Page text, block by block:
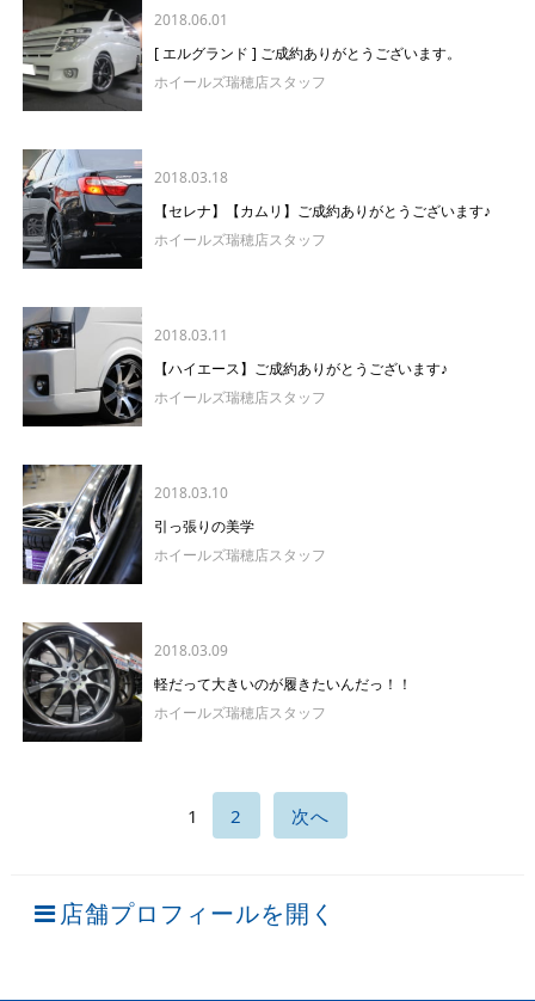
2018.06.01
[ エルグランド ] ご成約ありがとうございます。
ホイールズ瑞穂店スタッフ
2018.03.18
【セレナ】【カムリ】ご成約ありがとうございます♪
ホイールズ瑞穂店スタッフ
2018.03.11
【ハイエース】ご成約ありがとうございます♪
ホイールズ瑞穂店スタッフ
2018.03.10
引っ張りの美学
ホイールズ瑞穂店スタッフ
2018.03.09
軽だって大きいのが履きたいんだっ！！
ホイールズ瑞穂店スタッフ
1 2 次へ
店舗プロフィールを開く